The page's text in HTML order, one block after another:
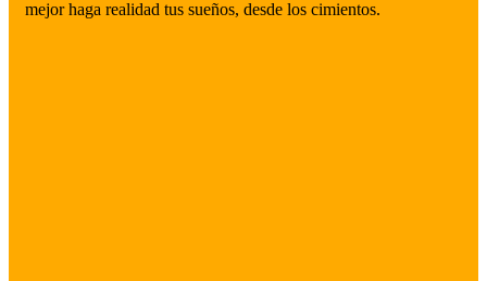
mejor haga realidad tus sueños, desde los cimientos.